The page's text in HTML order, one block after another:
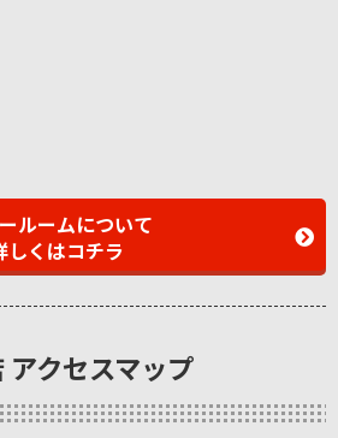
ルームについて
しくはコチラ
アクセスマップ